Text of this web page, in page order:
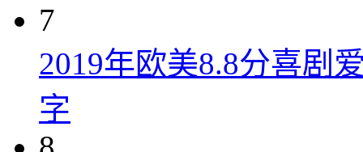
7
2019年欧美8.8分喜剧
字